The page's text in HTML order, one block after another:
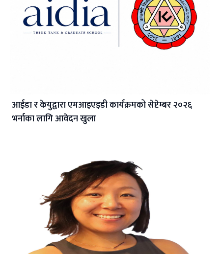
आईडा र केयुद्वारा एमआइएइडी कार्यक्रमको सेप्टेम्बर २०२६
भर्नाका लागि आवेदन खुला